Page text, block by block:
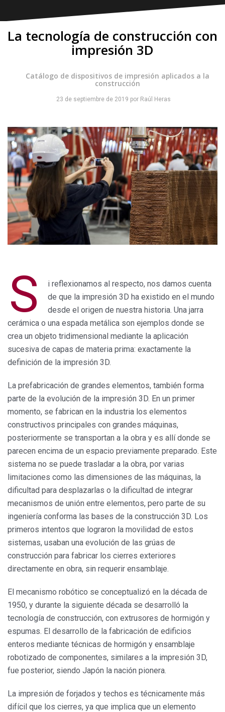
La tecnología de construcción con
impresión 3D
Catálogo de dispositivos de impresión aplicados a la
construcción
23 de septiembre de 2019 por Raúl Heras
S
i reflexionamos al respecto, nos damos cuenta
de que la impresión 3D ha existido en el mundo
desde el origen de nuestra historia. Una jarra
cerámica o una espada metálica son ejemplos donde se
crea un objeto tridimensional mediante la aplicación
sucesiva de capas de materia prima: exactamente la
definición de la impresión 3D.
La prefabricación de grandes elementos, también forma
parte de la evolución de la impresión 3D. En un primer
momento, se fabrican en la industria los elementos
constructivos principales con grandes máquinas,
posteriormente se transportan a la obra y es allí donde se
parecen encima de un espacio previamente preparado. Este
sistema no se puede trasladar a la obra, por varias
limitaciones como las dimensiones de las máquinas, la
dificultad para desplazarlas o la dificultad de integrar
mecanismos de unión entre elementos, pero parte de su
ingeniería conforma las bases de la construcción 3D. Los
primeros intentos que lograron la movilidad de estos
sistemas, usaban una evolución de las grúas de
construcción para fabricar los cierres exteriores
directamente en obra, sin requerir ensamblaje.
El mecanismo robótico se conceptualizó en la década de
1950, y durante la siguiente década se desarrolló la
tecnología de construcción, con extrusores de hormigón y
espumas. El desarrollo de la fabricación de edificios
enteros mediante técnicas de hormigón y ensamblaje
robotizado de componentes, similares a la impresión 3D,
fue posterior, siendo Japón la nación pionera.
La impresión de forjados y techos es técnicamente más
difícil que los cierres, ya que implica que un elemento